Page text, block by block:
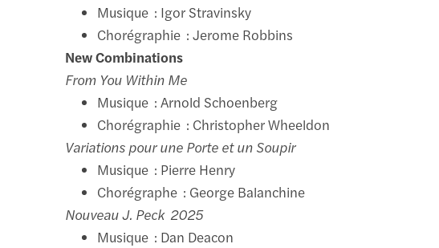
Musique : Igor Stravinsky
Chorégraphie : Jerome Robbins
New Combinations
From You Within Me
Musique : Arnold Schoenberg
Chorégraphie : Christopher Wheeldon
Variations pour une Porte et un Soupir
Musique : Pierre Henry
Chorégraphe : George Balanchine
Nouveau J. Peck 2025
Musique : Dan Deacon